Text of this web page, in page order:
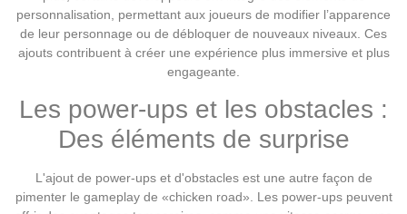
personnalisation, permettant aux joueurs de modifier l’apparence
de leur personnage ou de débloquer de nouveaux niveaux. Ces
ajouts contribuent à créer une expérience plus immersive et plus
engageante.
Les power-ups et les obstacles :
Des éléments de surprise
L'ajout de power-ups et d'obstacles est une autre façon de
pimenter le gameplay de «chicken road». Les power-ups peuvent